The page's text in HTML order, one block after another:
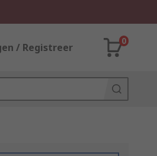
/ Registreer
0